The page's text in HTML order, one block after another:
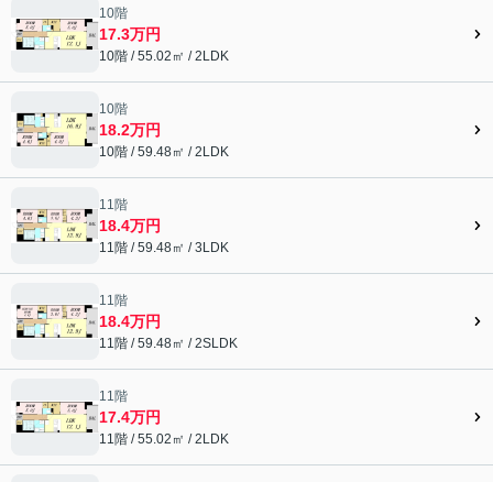
10階
17.3万円
10階 / 55.02㎡ / 2LDK
10階
18.2万円
10階 / 59.48㎡ / 2LDK
11階
18.4万円
11階 / 59.48㎡ / 3LDK
11階
18.4万円
11階 / 59.48㎡ / 2SLDK
11階
17.4万円
11階 / 55.02㎡ / 2LDK